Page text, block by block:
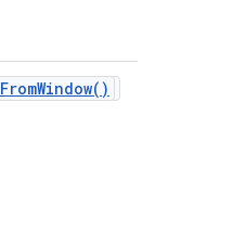
FromWindow( )